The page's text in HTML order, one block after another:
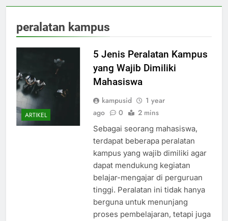
peralatan kampus
ARTIKEL
5 Jenis Peralatan Kampus
yang Wajib Dimiliki
Mahasiswa
kampusid
1 year
ago
0 2 mins
Sebagai seorang mahasiswa,
terdapat beberapa peralatan
kampus yang wajib dimiliki agar
dapat mendukung kegiatan
belajar-mengajar di perguruan
tinggi. Peralatan ini tidak hanya
berguna untuk menunjang
proses pembelajaran, tetapi juga